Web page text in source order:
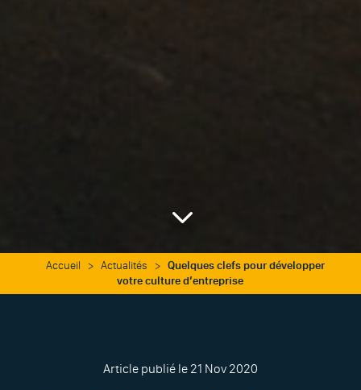
3
Accueil > Actualités > Quelques clefs pour développer
votre culture d’entreprise
Article publié le 21 Nov 2020